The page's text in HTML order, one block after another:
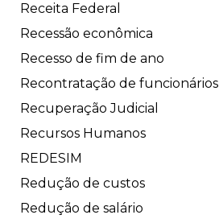
Receita Federal
Recessão econômica
Recesso de fim de ano
Recontratação de funcionários
Recuperação Judicial
Recursos Humanos
REDESIM
Redução de custos
Redução de salário